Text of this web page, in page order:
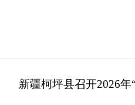
新疆柯坪县召开2026年